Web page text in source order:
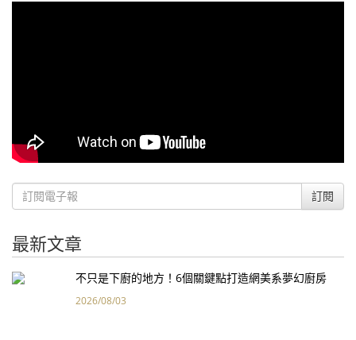
訂閱
最新文章
不只是下廚的地方！6個關鍵點打造網美系夢幻廚房
2026/08/03